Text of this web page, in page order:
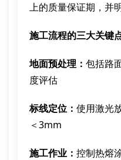
上的质量保证期，并
施工流程的三大关键
地面预处理： 包括路
度评估
标线定位： 使用激光
＜3mm
施工作业： 控制热熔